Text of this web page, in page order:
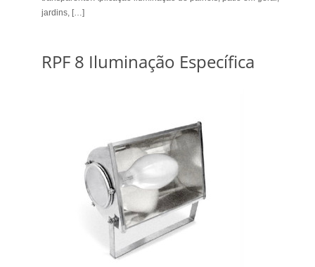
jardins, […]
RPF 8 Iluminação Específica